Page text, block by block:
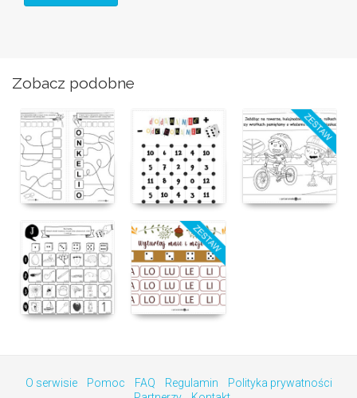
Zobacz podobne
O serwisie Pomoc FAQ Regulamin
Polityka prywatności